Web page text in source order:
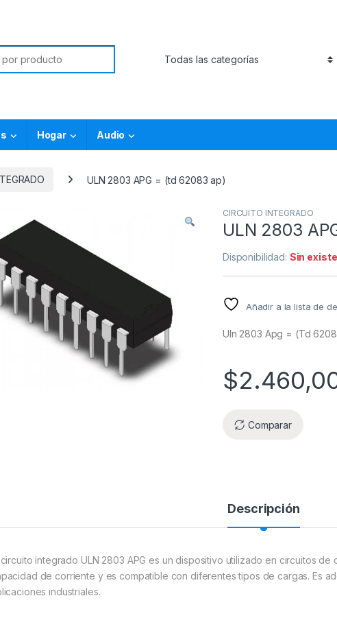
Hogar Audio
ULN 2803 APG = (td 62083 ap)
CIRCUITO INTEGRADO
ULN 2803
Disponibilidad: Sin
Añadir a la lista de
Uln 2803 Apg = (Td
$
Comparar
Descripción
circuito integrado ULN 2803 APG es un dispositivo utilizado en circuitos
de corriente y es compatible con diferentes tipos de cargas. Es
industriales.